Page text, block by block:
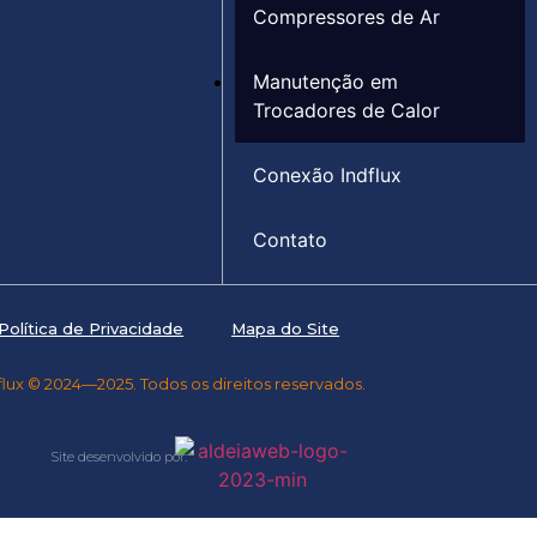
Compressores de Ar
Manutenção em
Trocadores de Calor
Conexão Indflux
Contato
de Privacidade Mapa do Site
© 2024—2025. Todos os direitos reservados.
Site desenvolvido por: